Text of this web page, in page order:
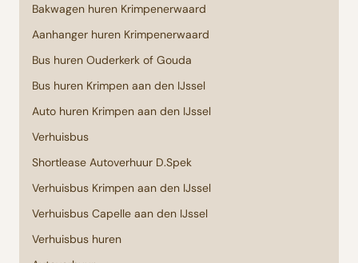
Bakwagen huren Krimpenerwaard
Aanhanger huren Krimpenerwaard
Bus huren Ouderkerk of Gouda
Bus huren Krimpen aan den IJssel
Auto huren Krimpen aan den IJssel
Verhuisbus
Shortlease Autoverhuur D.Spek
Verhuisbus Krimpen aan den IJssel
Verhuisbus Capelle aan den IJssel
Verhuisbus huren